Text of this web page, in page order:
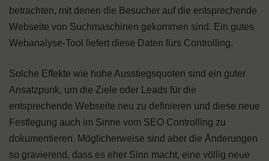
betrachten, mit denen die Besucher auf die entsprechende
Webseite von Suchmaschinen gekommen sind. Ein gutes
Webanalyse-Tool liefert diese Daten fürs Controlling.
Solche Effekte wie hohe Ausstiegsquoten sind ein guter
Ansatzpunk, um die Ziele oder Leads für die
entsprechende Webseite neu zu definieren und diese neue
Festlegung auch im Sinne vom SEO Controlling zu
dokumentieren. Möglicherweise sind aber die Änderungen
so gravierend, dass es eher Sinn macht, eine völlig neue